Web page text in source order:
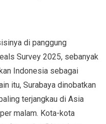
di panggung
Survey 2025, sebanyak
Indonesia sebagai
itu, Surabaya dinobatkan
terjangkau di Asia
malam. Kota-kota